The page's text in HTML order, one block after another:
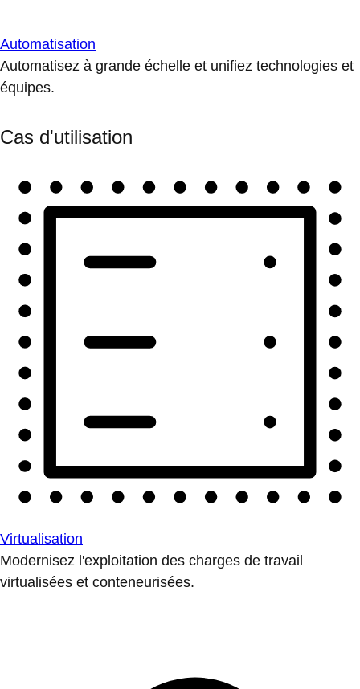
Automatisation
Automatisez à grande échelle et unifiez technologies et
équipes.
Cas d'utilisation
Virtualisation
Modernisez l'exploitation des charges de travail
virtualisées et conteneurisées.